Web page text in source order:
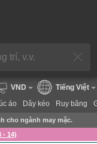
áo Dây kéo Ruy băng
VND Tiếng Việt
cho ngành may mặc.
- 14)